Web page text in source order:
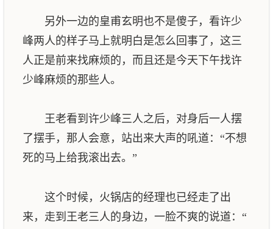
另外一边的皇甫玄明也不是傻子，看许少
峰两人的样子马上就明白是怎么回事了，这三
人正是前来找麻烦的，而且还是今天下午找许
少峰麻烦的那些人。
王老看到许少峰三人之后，对身后一人摆
了摆手，那人会意，站出来大声的吼道：“不想
死的马上给我滚出去。”
这个时候，火锅店的经理也已经走了出
来，走到王老三人的身边，一脸不爽的说道：“